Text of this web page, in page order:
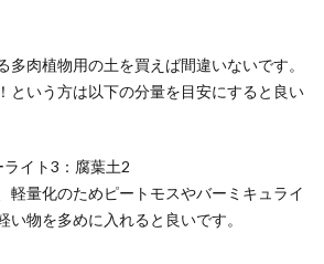
多肉植物用の土を買えば間違いないです。
という方は以下の分量を目安にすると良い
イト3：腐葉土2
軽量化のためピートモスやバーミキュライ
い物を多めに入れると良いです。